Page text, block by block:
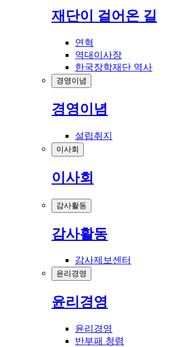
재단이 걸어온 길
연혁
역대이사장
한국장학재단 역사
경영이념
경영이념
설립취지
이사회
이사회
감사활동
감사활동
감사제보센터
윤리경영
윤리경영
윤리경영
반부패 청렴